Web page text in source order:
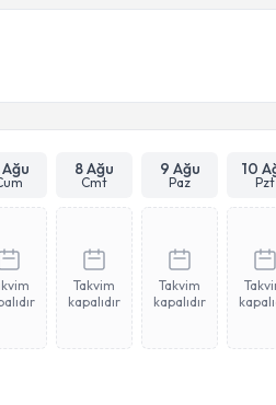
8 Ağu
Cmt
9 Ağu
Paz
10
Pzt
Takvim
kapalıdır
Takvim
kapalıdır